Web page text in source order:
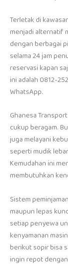
Terletak di
menjadi alternatif
dengan berbagai
selama 24 jam
reservasi kapan
ini adalah 0812-
WhatsApp.
Ghanesa
cukup beragam.
juga melayani
seperti mudik
Kemudahan ini
membutuhkan
Sistem
maupun lepas
setiap penyewa
kenyamanan
berikut sopir bisa
ingin repot